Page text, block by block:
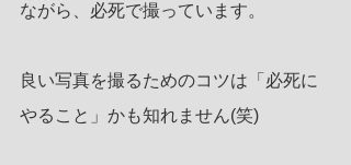
ながら、必死で撮っています。
良い写真を撮るためのコツは「必死に
やること」かも知れません(笑)